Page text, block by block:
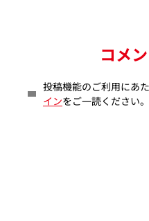
コメ
投稿機能のご利用にあ
インをご一読ください。